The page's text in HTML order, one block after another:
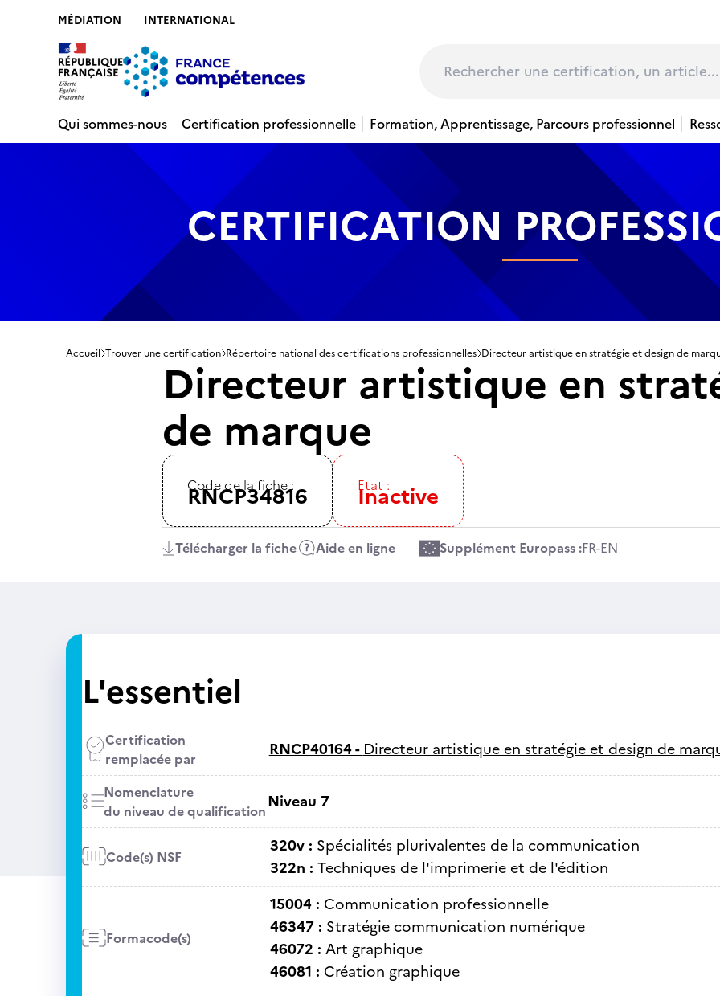
MÉDIATION INTERNATIONAL
Qui sommes-nous Certification professionnelle Formation, Apprentissage, Parcours professionnel
CERTIFICATION
Accueil Trouver une certification Répertoire national des certifications professionnelles Directeur artistique en stratégie et design de
Directeur artistique en
de marque
Code de la fiche :
RNCP34816 Etat :
Inactive
Télécharger la fiche Aide en ligne Supplément Europass :FR-EN
L'essentiel
Certification
remplacée par
RNCP40164 - Directeur artistique en stratégie et design de
Nomenclature
du niveau de qualificationNiveau 7
Code(s) NSF
320v : Spécialités plurivalentes de la communication
322n : Techniques de l'imprimerie et de l'édition
Formacode(s)
15004 : Communication professionnelle
46347 : Stratégie communication numérique
46072 : Art graphique
46081 : Création graphique